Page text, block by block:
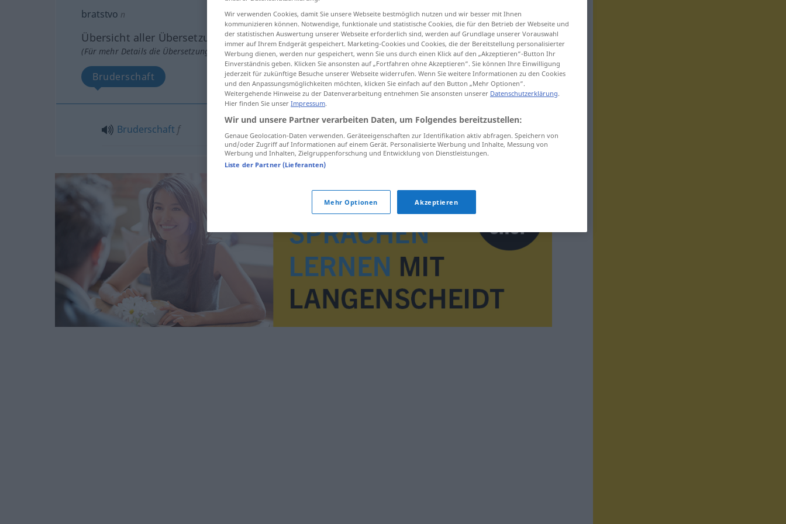
bratstvo n
Übersicht aller Übersetzungen
(Für mehr Details die Übersetzung anklicken/antippen)
Bruderschaft
Bruderschaft f
Wir verwenden Cookies, damit Sie unsere Webseite bestmöglich nutzen und wir besser mit Ihnen
kommunizieren können. Notwendige, funktionale und statistische Cookies, die für den Betrieb der Webseite und
der statistischen Auswertung unserer Webseite erforderlich sind, werden auf Grundlage unserer Vorauswahl
immer auf Ihrem Endgerät gespeichert. Marketing-Cookies und Cookies, die der Bereitstellung personalisierter
Werbung dienen, werden nur gespeichert, wenn Sie uns durch einen Klick auf den „Akzeptieren“-Button Ihr
Einverständnis geben. Klicken Sie ansonsten auf „Fortfahren ohne Akzeptieren“. Sie können Ihre Einwilligung
jederzeit für zukünftige Besuche unserer Webseite widerrufen. Wenn Sie weitere Informationen zu den Cookies
und den Anpassungsmöglichkeiten möchten, klicken Sie einfach auf den Button „Mehr Optionen“.
Weitergehende Hinweise zu der Datenverarbeitung entnehmen Sie ansonsten unserer Datenschutzerklärung.
Hier finden Sie unser Impressum.
Wir und unsere Partner verarbeiten Daten, um Folgendes bereitzustellen:
Genaue Geolocation-Daten verwenden. Geräteeigenschaften zur Identifikation aktiv abfragen. Speichern von
und/oder Zugriff auf Informationen auf einem Gerät. Personalisierte Werbung und Inhalte, Messung von
Werbung und Inhalten, Zielgruppenforschung und Entwicklung von Dienstleistungen.
Liste der Partner (Lieferanten)
Mehr Optionen Akzeptieren